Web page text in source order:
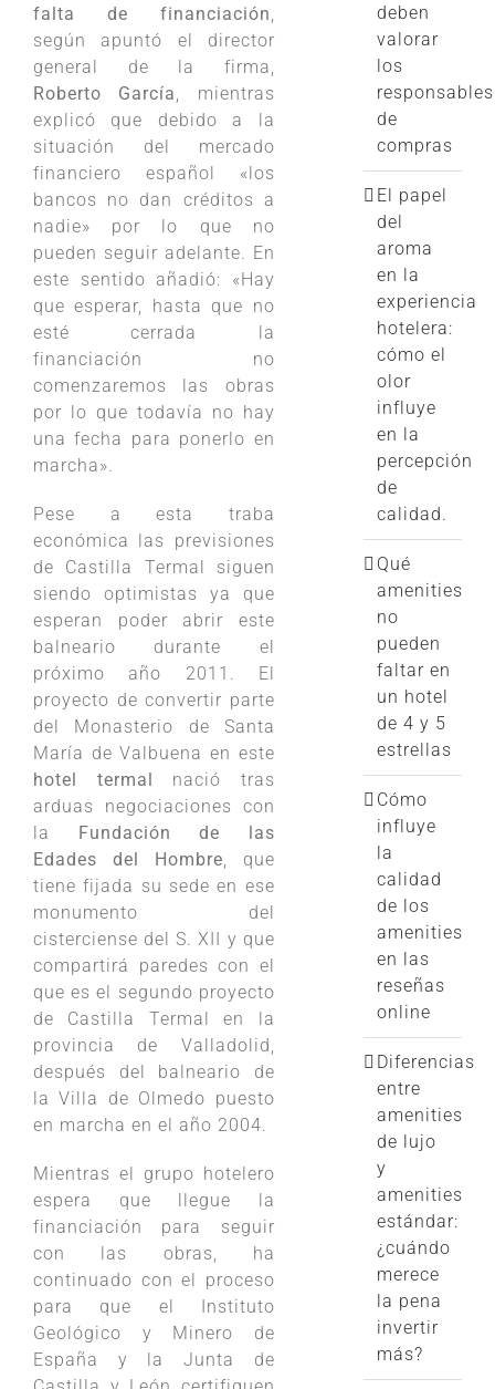
falta de financiación,
según apuntó el director
general de la firma,
Roberto García, mientras
explicó que debido a la
situación del mercado
financiero español «los
bancos no dan créditos a
nadie» por lo que no
pueden seguir adelante. En
este sentido añadió: «Hay
que esperar, hasta que no
esté cerrada la
financiación no
comenzaremos las obras
por lo que todavía no hay
una fecha para ponerlo en
marcha».
Pese a esta traba
económica las previsiones
de Castilla Termal siguen
siendo optimistas ya que
esperan poder abrir este
balneario durante el
próximo año 2011. El
proyecto de convertir parte
del Monasterio de Santa
María de Valbuena en este
hotel termal nació tras
arduas negociaciones con
la Fundación de las
Edades del Hombre, que
tiene fijada su sede en ese
monumento del
cisterciense del S. XII y que
compartirá paredes con el
que es el segundo proyecto
de Castilla Termal en la
provincia de Valladolid,
después del balneario de
la Villa de Olmedo puesto
en marcha en el año 2004.
Mientras el grupo hotelero
espera que llegue la
financiación para seguir
con las obras, ha
continuado con el proceso
para que el Instituto
Geológico y Minero de
España y la Junta de
deben
valorar
los
responsables
de
compras
El papel
del
aroma
en la
experiencia
hotelera:
cómo el
olor
influye
en la
percepción
de
calidad.
Qué
amenities
no
pueden
faltar en
un hotel
de 4 y 5
estrellas
Cómo
influye
la
calidad
de los
amenities
en las
reseñas
online
Diferencias
entre
amenities
de lujo
y
amenities
estándar:
¿cuándo
merece
la pena
invertir
más?